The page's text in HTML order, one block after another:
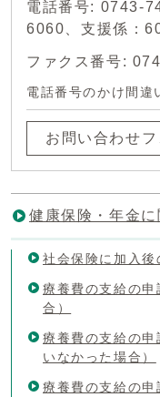
電話番号: 0743-
6060、支援係：
ファクス番号:
電話番号のかけ間違
お問い合わせフ
健康保険・年金
社会保険に加入後
療養費の支給の
合）
療養費の支給の申
いなかった場合）
療養費の支給の申